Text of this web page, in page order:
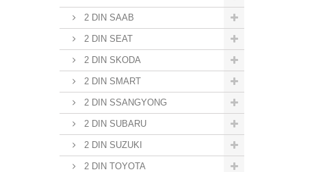
2 DIN SAAB
2 DIN SEAT
2 DIN SKODA
2 DIN SMART
2 DIN SSANGYONG
2 DIN SUBARU
2 DIN SUZUKI
2 DIN TOYOTA